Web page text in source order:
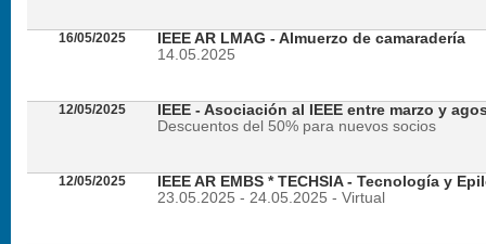
16/05/2025
IEEE AR LMAG - Almuerzo de camaradería
14.05.2025
12/05/2025
IEEE - Asociación al IEEE entre marzo y
Descuentos del 50% para nuevos socios
12/05/2025
IEEE AR EMBS * TECHSIA - Tecnología y
23.05.2025 - 24.05.2025 - Virtual